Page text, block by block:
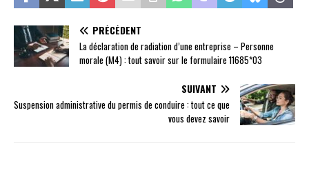
PRÉCÉDENT
La déclaration de radiation d’une entreprise – Personne
morale (M4) : tout savoir sur le formulaire 11685*03
SUIVANT
Suspension administrative du permis de conduire : tout ce que
vous devez savoir